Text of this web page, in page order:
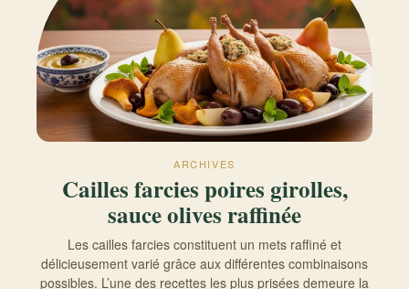
ARCHIVES
Cailles farcies poires girolles,
sauce olives raffinée
Les cailles farcies constituent un mets raffiné et
délicieusement varié grâce aux différentes combinaisons
possibles. L’une des recettes les plus prisées demeure la